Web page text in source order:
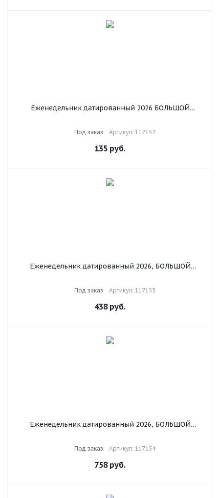
Еженедельник датированный 2026 БОЛЬШОЙ
Под заказ Артикул: 117152
135 руб.
Еженедельник датированный 2026, БОЛЬШОЙ
Под заказ Артикул: 117153
438руб.
Еженедельник датированный 2026, БОЛЬШОЙ
Под заказ Артикул: 117154
758руб.